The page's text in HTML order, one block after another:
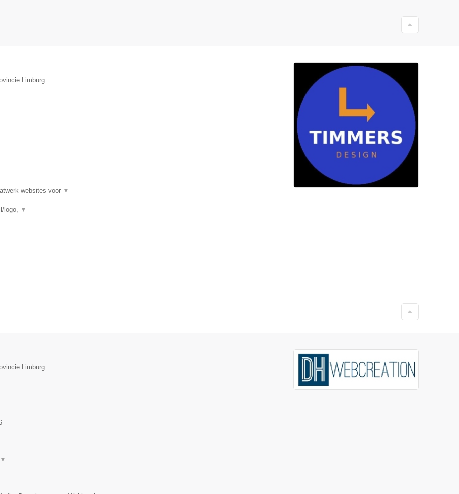
Limburg.
websites voor ▼
logo, ▼
Limburg.
▼